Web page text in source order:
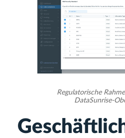
Regulatorische
DataSunrise-